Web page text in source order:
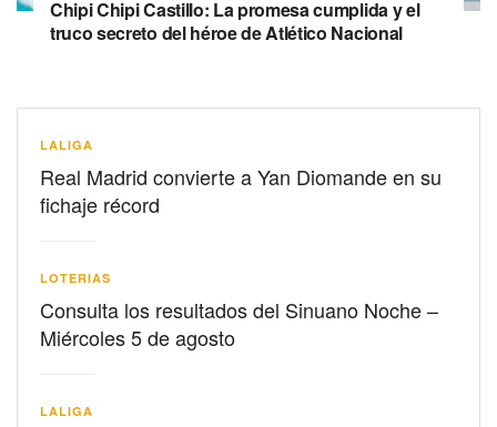
Chipi Chipi Castillo: La promesa cumplida y el
truco secreto del héroe de Atlético Nacional
LALIGA
Real Madrid convierte a Yan Diomande en su
fichaje récord
LOTERIAS
Consulta los resultados del Sinuano Noche –
Miércoles 5 de agosto
LALIGA